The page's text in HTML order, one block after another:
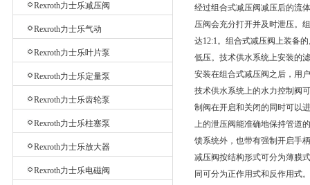
Rexroth力士乐减压阀
Rexroth力士乐气动
Rexroth力士乐叶片泵
Rexroth力士乐定量泵
Rexroth力士乐齿轮泵
Rexroth力士乐柱塞泵
Rexroth力士乐放大器
Rexroth力士乐电磁阀
经过组合式减压阀减压后的流
压阀会充分打开并及时泄压。
达12:1。组合式减压阀上装备
低压。技术供水系统上安装的
安装在组合式减压阀之后，用
技术供水系统上的水力控制阀
制阀在开启和关闭的同时可以
上的泄压阀能准确地保持管道
馈系统外，也带有强制开启手
减压阀按结构形式可分为薄膜
同可分为正作用式和反作用式